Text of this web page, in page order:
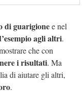
di guarigionee nel
agli altri.
che con
i risultati. Ma
di aiutare gli altri,
.